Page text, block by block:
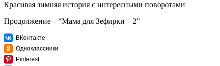
Красивая зимняя история с интересными поворотами
Продолжение – “Мама для Зефирки – 2”
ВКонтакте
Одноклассники
Pinterest